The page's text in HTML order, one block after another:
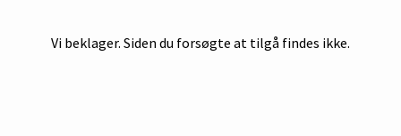
Vi beklager. Siden du forsøgte at tilgå findes ikke.